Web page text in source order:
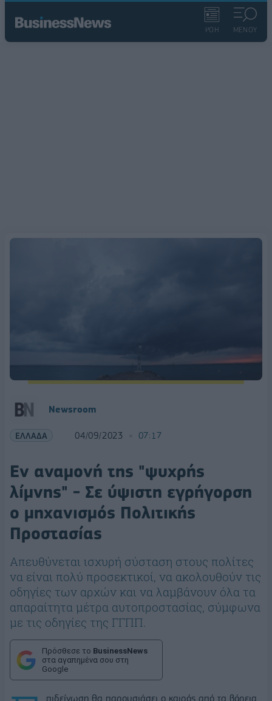
ΡΟΗ ΜΕΝΟΥ
Newsroom
ΕΛΛΑΔΑ 04/09/2023 07:17
Εν αναμονή της "ψυχρής
λίμνης" - Σε ύψιστη εγρήγορση
ο μηχανισμός Πολιτικής
Προστασίας
Aπευθύνεται ισχυρή σύσταση στους πολίτες
να είναι πολύ προσεκτικοί, να ακολουθούν τις
οδηγίες των αρχών και να λαμβάνουν όλα τα
απαραίτητα μέτρα αυτοπροστασίας, σύμφωνα
με τις οδηγίες της ΓΓΠΠ.
Πρόσθεσε το BusinessNews
στα αγαπημένα σου στη
Google
πιδείνωση θα παρουσιάσει ο καιρός από τα βόρεια